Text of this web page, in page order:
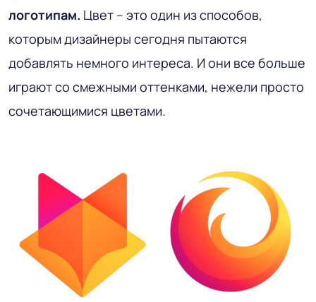
логотипам. Цвет – это один из способов,
которым дизайнеры сегодня пытаются
добавлять немного интереса. И они все больше
играют со смежными оттенками, нежели просто
сочетающимися цветами.